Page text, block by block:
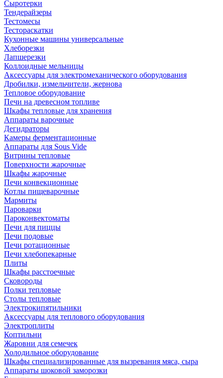
Сыротерки
Тендерайзеры
Тестомесы
Тестораскатки
Кухонные машины универсальные
Хлеборезки
Лапшерезки
Коллоидные мельницы
Аксессуары для электромеханического оборудования
Дробилки, измельчители, жернова
Тепловое оборудование
Печи на древесном топливе
Шкафы тепловые для хранения
Аппараты варочные
Дегидраторы
Камеры ферментационные
Аппараты для Sous Vide
Витрины тепловые
Поверхности жарочные
Шкафы жарочные
Печи конвекционные
Котлы пищеварочные
Мармиты
Пароварки
Пароконвектоматы
Печи для пиццы
Печи подовые
Печи ротационные
Печи хлебопекарные
Плиты
Шкафы расстоечные
Сковороды
Полки тепловые
Столы тепловые
Электрокипятильники
Аксессуары для теплового оборудования
Электроплиты
Коптильни
Жаровни для семечек
Холодильное оборудование
Шкафы специализированные для вызревания мяса, сыра
Аппараты шоковой заморозки